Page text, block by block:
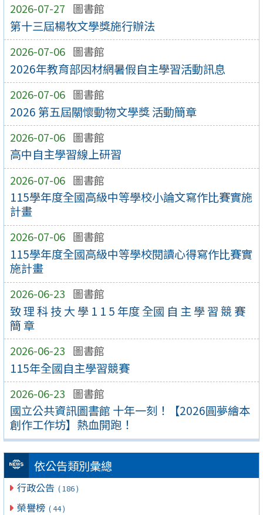
2026-07-27 圖書館
第十三屆楊牧文學獎施行辦法
2026-07-06 圖書館
2026年教育部因材網暑假自主學習活動訊息
2026-07-06 圖書館
2026 第五屆關懷動物文學獎 活動簡章
2026-07-06 圖書館
高中自主學習線上研習
2026-07-06 圖書館
115學年度全國高級中等學校小論文寫作比賽實施
計畫
2026-07-06 圖書館
115學年度全國高級中等學校閱讀心得寫作比賽實
施計畫
2026-06-23 圖書館
致 理 科 技 大 學 1 1 5 年度 全國 自 主 學 習 競 賽
簡 章
2026-06-23 圖書館
115年全國自主學習競賽
2026-06-23 圖書館
國立公共資訊圖書館 十年一刻！【2026圓夢繪本
創作工作坊】熱血開跑！
依公告類別彙總
行政公告 ( 186 )
榮譽榜 ( 44 )